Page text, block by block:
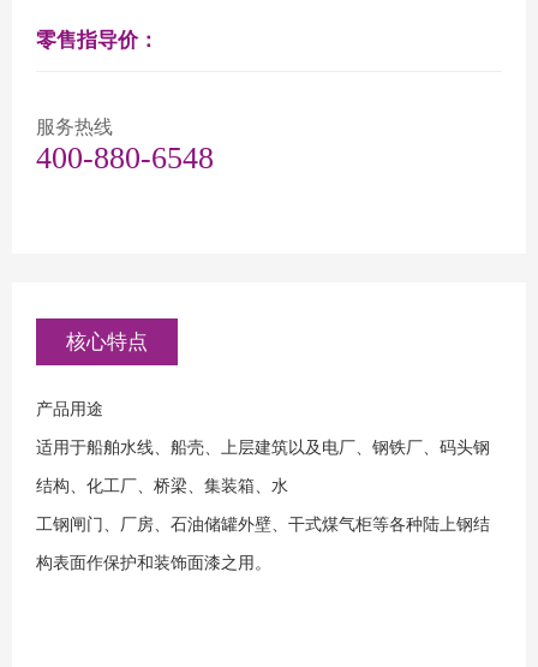
零售指导价：
服务热线
400-880-6548
核心特点
产品用途
适用于船舶水线、船壳、上层建筑以及电厂、钢铁厂、码头钢
结构、化工厂、桥梁、集装箱、水
工钢闸门、厂房、石油储罐外壁、干式煤气柜等各种陆上钢结
构表面作保护和装饰面漆之用。